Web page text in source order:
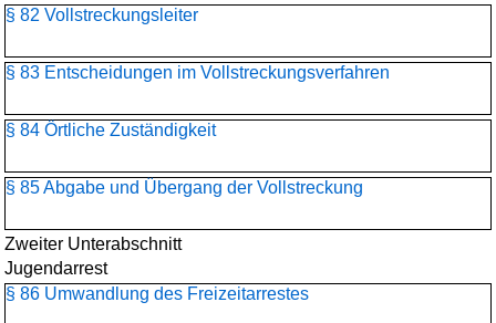
§ 82 Vollstreckungsleiter
§ 83 Entscheidungen im Vollstreckungsverfahren
§ 84 Örtliche Zuständigkeit
§ 85 Abgabe und Übergang der Vollstreckung
Zweiter Unterabschnitt
Jugendarrest
§ 86 Umwandlung des Freizeitarrestes